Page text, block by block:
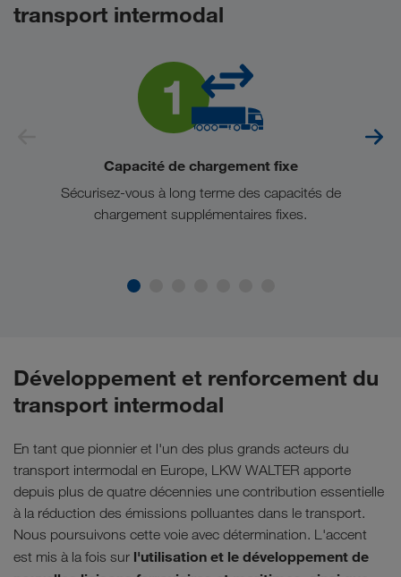
transport intermodal
Capacité de chargement fixe
Sécurisez-vous à long terme des capacités de
chargement supplémentaires fixes.
Développement et renforcement du
transport intermodal
En tant que pionnier et l'un des plus grands acteurs du
transport intermodal en Europe, LKW WALTER apporte
depuis plus de quatre décennies une contribution essentielle
à la réduction des émissions polluantes dans le transport.
Nous poursuivons cette voie avec détermination. L'accent
est mis à la fois sur l'utilisation et le développement de